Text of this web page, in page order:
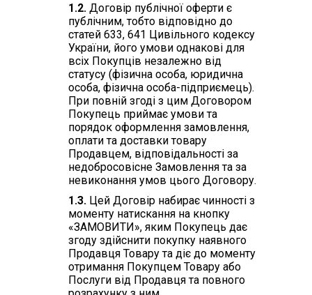
1.2. Договір публічної оферти є
публічним, тобто відповідно до
статей 633, 641 Цивільного кодексу
України, його умови однакові для
всіх Покупців незалежно від
статусу (фізична особа, юридична
особа, фізична особа-підприємець).
При повній згоді з цим Договором
Покупець приймає умови та
порядок оформлення замовлення,
оплати та доставки товару
Продавцем, відповідальності за
недобросовісне Замовлення та за
невиконання умов цього Договору.
1.3. Цей Договір набирає чинності з
моменту натискання на кнопку
«ЗАМОВИТИ», яким Покупець дає
згоду здійснити покупку наявного
Продавця Товару та діє до моменту
отримання Покупцем Товару або
Послуги від Продавця та повного